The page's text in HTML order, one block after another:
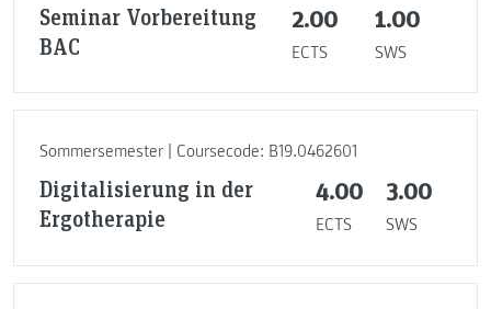
Seminar Vorbereitung
BAC
2.00
ECTS
1.00
SWS
Sommersemester | Coursecode: B19.0462601
Digitalisierung in der
Ergotherapie
4.00
ECTS
3.00
SWS